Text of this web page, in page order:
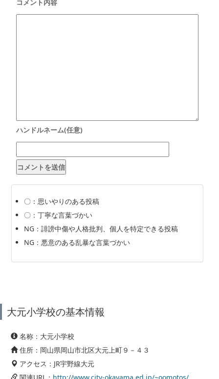
〇：思いやりのある投稿
〇：丁寧な言葉づかい
NG：誹謗中傷や人格批判、個人を特定できる投稿
NG：悪意のある乱暴な言葉づかい
大元小学校の基本情報
名称：大元小学校
住所：岡山県岡山市北区大元上町９－４３
アクセス：JR宇野線大元